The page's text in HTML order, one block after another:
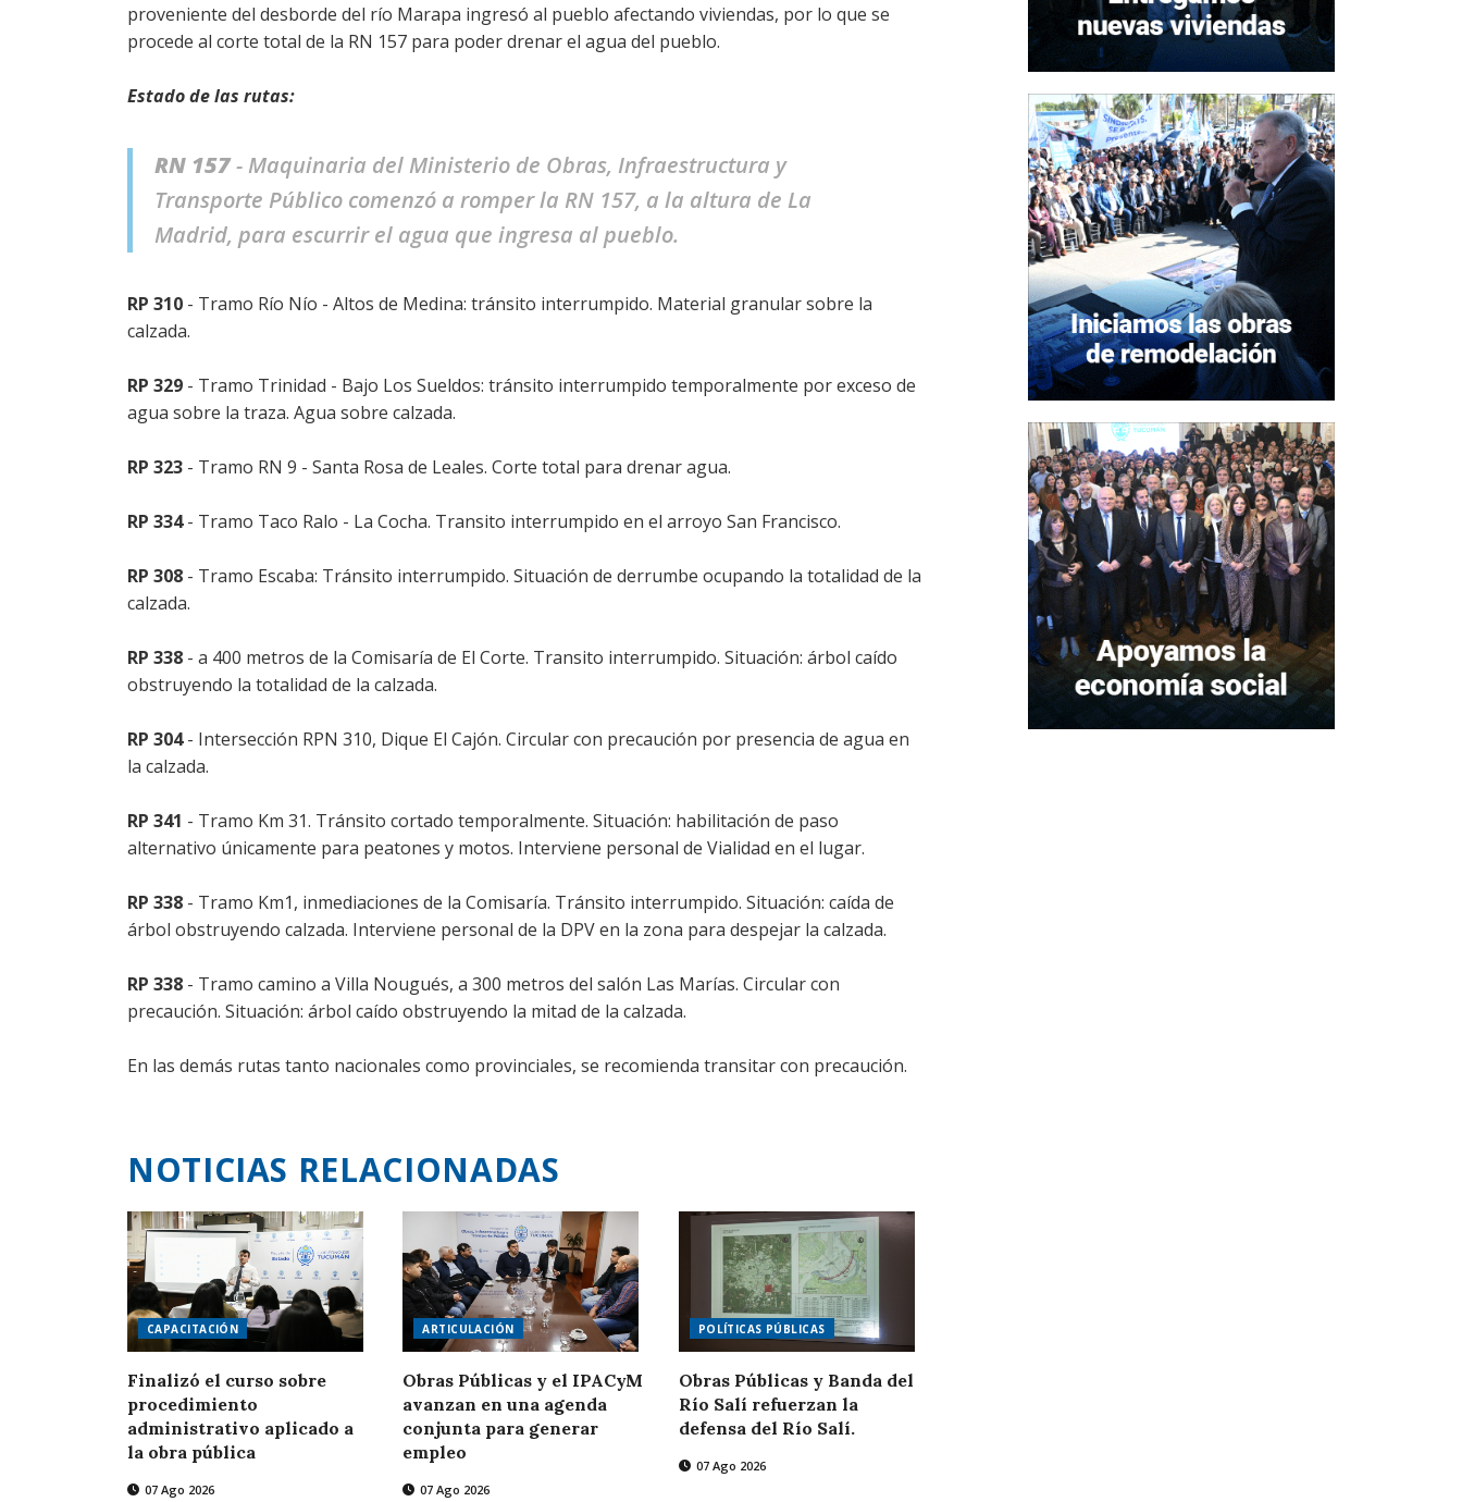
proveniente del desborde del río Marapa ingresó al pueblo afectando viviendas, por lo que se
procede al corte total de la RN 157 para poder drenar el agua del pueblo.
Estado de las rutas:
RN 157- Maquinaria del Ministerio de Obras, Infraestructura y
Transporte Público comenzó a romper la RN 157, a la altura de La
Madrid, para escurrir el agua que ingresa al pueblo.
RP 310 - Tramo Río Nío - Altos de Medina: tránsito interrumpido. Material granular sobre la
calzada.
RP 329 - Tramo Trinidad - Bajo Los Sueldos: tránsito interrumpido temporalmente por exceso de
agua sobre la traza. Agua sobre calzada.
RP 323 - Tramo RN 9 - Santa Rosa de Leales. Corte total para drenar agua.
RP 334- Tramo Taco Ralo - La Cocha. Transito interrumpido en el arroyo San Francisco.
RP 308 - Tramo Escaba: Tránsito interrumpido. Situación de derrumbe ocupando la totalidad de la
calzada.
RP 338 - a 400 metros de la Comisaría de El Corte. Transito interrumpido. Situación: árbol caído
obstruyendo la totalidad de la calzada.
RP 304- Intersección RPN 310, Dique El Cajón. Circular con precaución por presencia de agua en
la calzada.
RP 341 - Tramo Km 31. Tránsito cortado temporalmente. Situación: habilitación de paso
alternativo únicamente para peatones y motos. Interviene personal de Vialidad en el lugar.
RP 338 - Tramo Km1, inmediaciones de la Comisaría. Tránsito interrumpido. Situación: caída de
árbol obstruyendo calzada. Interviene personal de la DPV en la zona para despejar la calzada.
RP 338 - Tramo camino a Villa Nougués, a 300 metros del salón Las Marías. Circular con
precaución. Situación: árbol caído obstruyendo la mitad de la calzada.
En las demás rutas tanto nacionales como provinciales, se recomienda transitar con precaución.
NOTICIAS RELACIONADAS
CAPACITACIÓN
Finalizó el curso sobre
procedimiento
administrativo aplicado a
la obra pública
07 Ago 2026
ARTICULACIÓN
Obras Públicas y el IPACyM
avanzan en una agenda
conjunta para generar
empleo
07 Ago 2026
POLÍTICAS PÚBLICAS
Obras Públicas y Banda del
Río Salí refuerzan la
defensa del Río Salí.
07 Ago 2026